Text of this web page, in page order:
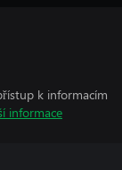
k informacím
informace